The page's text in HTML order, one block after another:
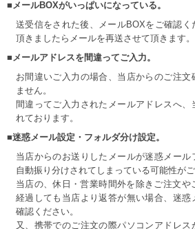
■メールBOXがいっぱいになっている。
送受信をされた後、メールBOXをご確認
頂きましたらメールを再送させて頂きます。
■メールアドレスを間違ってご入力。
お間違いご入力の場合、当店からのご注文
ません。
間違ってご入力されたメールアドレスへ、
れております。
■迷惑メール設定・フォルダ分け設定。
当店からのお送りしたメールが迷惑メー
自動振り分けされてしまっている可能性がご
当店の、休日・営業時間外を除きご注文や
経過しても当店より返答が無い場合、迷
確認ください。
又、携帯でのご注文の際パソコンアドレ